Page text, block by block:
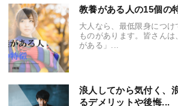
教養がある人の15個の
大人なら、最低限身につけ
ものがあります。皆さん
がある」...
浪人してから気付く、
るデメリットや後悔...